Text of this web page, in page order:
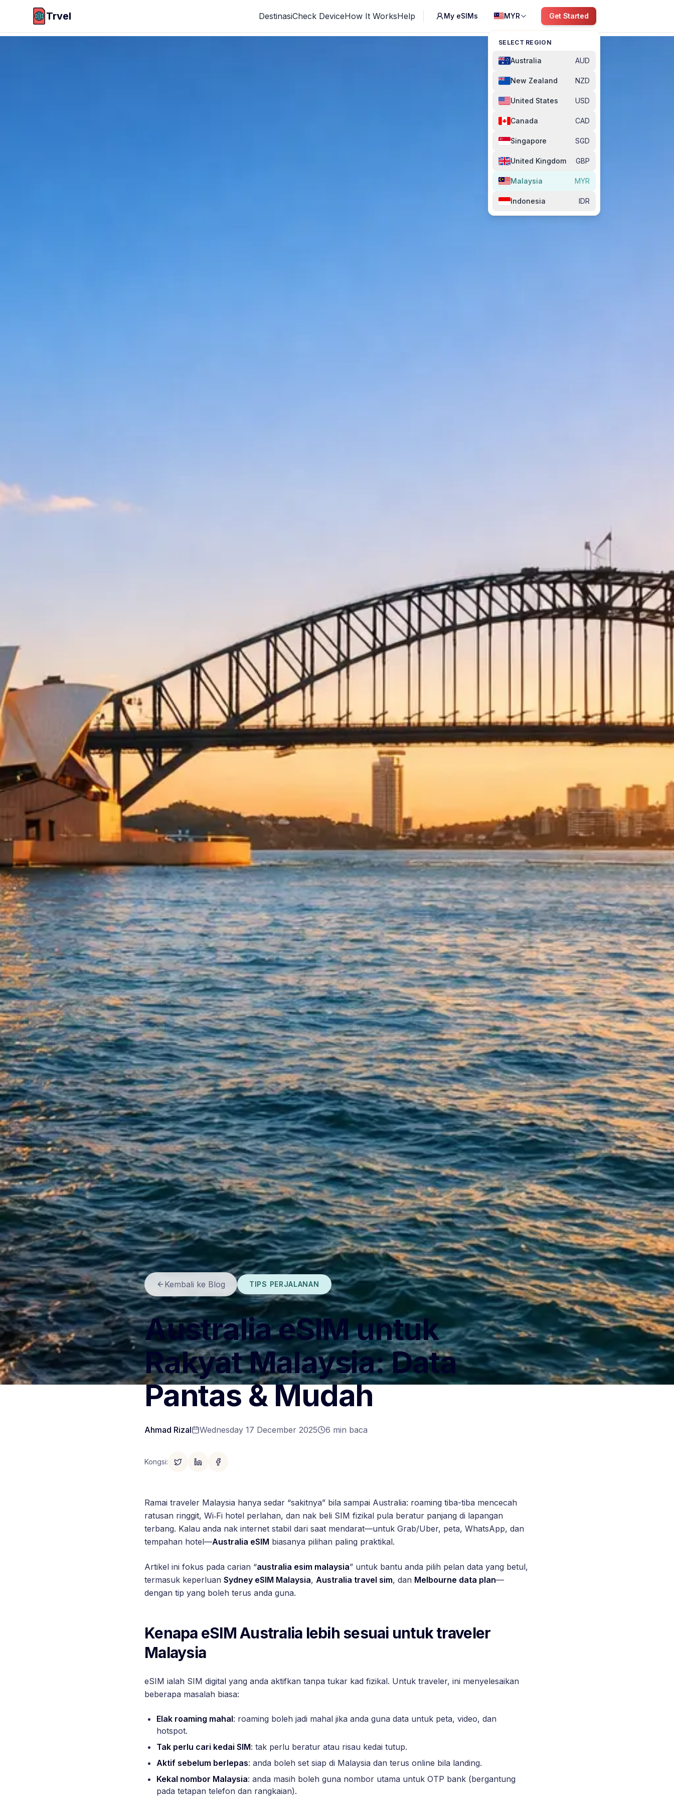
Trvel DestinasiCheck DeviceHow It WorksHelp My eSIMs MYR
SELECT REGION
Australia AUD
New Zealand NZD
United States USD
Canada CAD
Singapore SGD
United Kingdom GBP
Malaysia MYR
Indonesia IDR
Get Started
Kembali ke Blog TIPS PERJALANAN
Australia eSIM untuk
Rakyat Malaysia: Data
Pantas & Mudah
Ahmad Rizal Wednesday 17 December 2025 6 min baca
Kongsi:
Ramai traveler Malaysia hanya sedar “sakitnya” bila sampai Australia: roaming tiba-tiba mencecah
ratusan ringgit, Wi‑Fi hotel perlahan, dan nak beli SIM fizikal pula beratur panjang di lapangan
terbang. Kalau anda nak internet stabil dari saat mendarat—untuk Grab/Uber, peta, WhatsApp, dan
tempahan hotel—Australia eSIM biasanya pilihan paling praktikal.
Artikel ini fokus pada carian “australia esim malaysia” untuk bantu anda pilih pelan data yang betul,
termasuk keperluan Sydney eSIM Malaysia, Australia travel sim, dan Melbourne data plan—
dengan tip yang boleh terus anda guna.
Kenapa eSIM Australia lebih sesuai untuk traveler
Malaysia
eSIM ialah SIM digital yang anda aktifkan tanpa tukar kad fizikal. Untuk traveler, ini menyelesaikan
beberapa masalah biasa:
Elak roaming mahal: roaming boleh jadi mahal jika anda guna data untuk peta, video, dan
hotspot.
Tak perlu cari kedai SIM: tak perlu beratur atau risau kedai tutup.
Aktif sebelum berlepas: anda boleh set siap di Malaysia dan terus online bila landing.
Kekal nombor Malaysia: anda masih boleh guna nombor utama untuk OTP bank (bergantung
pada tetapan telefon dan rangkaian).